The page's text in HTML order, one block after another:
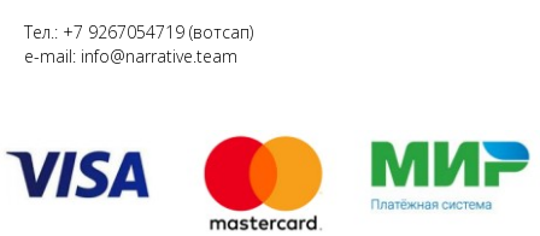
Тел.: +7 9267054719 (вотсап)
e-mail: info@narrative.team